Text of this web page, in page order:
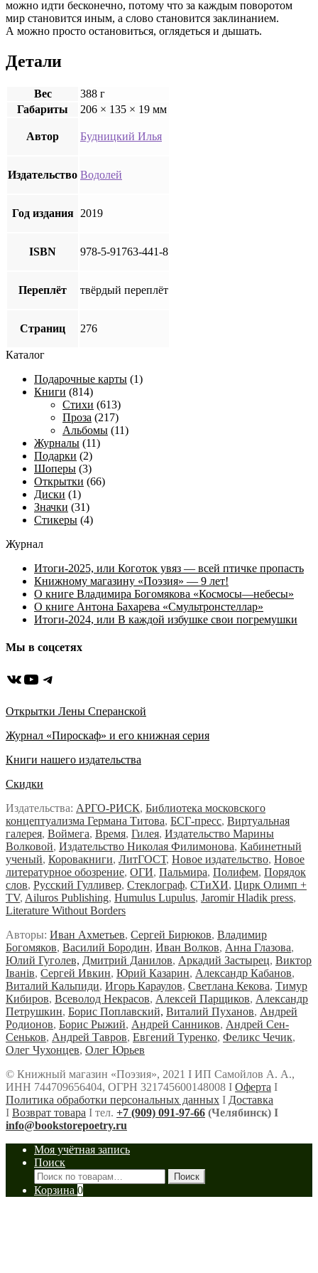
можно идти бесконечно, потому что за каждым поворотом
мир становится иным, а слово становится заклинанием.
А можно просто остановиться, оглядеться и дышать.
Детали
Вес
388 г
Габариты
206 × 135 × 19 мм
Автор Будницкий Илья
Издательство Водолей
Год издания 2019
ISBN 978-5-91763-441-8
Переплёт твёрдый переплёт
Страниц 276
Каталог
Подарочные карты (1)
Книги (814)
Стихи (613)
Проза (217)
Альбомы (11)
Журналы (11)
Подарки (2)
Шоперы (3)
Открытки (66)
Диски (1)
Значки (31)
Стикеры (4)
Журнал
Итоги-2025, или Коготок увяз — всей птичке пропасть
Книжному магазину «Поэзия» — 9 лет!
О книге Владимира Богомякова «Космосы—небесы»
О книге Антона Бахарева «Смультронстеллар»
Итоги-2024, или В каждой избушке свои погремушки
Мы в соцсетях
ВКонтакте
YouTube
Telegram
Открытки Лены Сперанской
Журнал «Пироскаф» и его книжная серия
Книги нашего издательства
Скидки
Издательства: АРГО-РИСК, Библиотека московского
концептуализма Германа Титова, БСГ-пресс, Виртуальная
галерея, Воймега, Время, Гилея, Издательство Марины
Волковой, Издательство Николая Филимонова, Кабинетный
ученый, Коровакниги, ЛитГОСТ, Новое издательство, Новое
литературное обозрение, ОГИ, Пальмира, Полифем, Порядок
слов, Русский Гулливер, Стеклограф, СТиХИ, Цирк Олимп +
TV, Ailuros Publishing, Humulus Lupulus, Jaromir Hladik press,
Literature Without Borders
Авторы: Иван Ахметьев, Сергей Бирюков, Владимир
Богомяков, Василий Бородин, Иван Волков, Анна Глазова,
Юлий Гуголев, Дмитрий Данилов, Аркадий Застырец, Виктор
Iванiв, Сергей Ивкин, Юрий Казарин, Александр Кабанов,
Виталий Кальпиди, Игорь Караулов, Светлана Кекова, Тимур
Кибиров, Всеволод Некрасов, Алексей Парщиков, Александр
Петрушкин, Борис Поплавский, Виталий Пуханов, Андрей
Родионов, Борис Рыжий, Андрей Санников, Андрей Сен-
Сеньков, Андрей Тавров, Евгений Туренко, Феликс Чечик,
Олег Чухонцев, Олег Юрьев
© Книжный магазин «Поэзия», 2021 Ι ИП Самойлов А. А.,
ИНН 744709656404, ОГРН 321745600148008 Ι Оферта Ι
Политика обработки персональных данных Ι Доставка
Ι Возврат товара Ι тел. +7 (909) 091-97-66 (Челябинск) Ι
info@bookstorepoetry.ru
Моя учётная запись
Поиск
Искать:
Поиск
Корзина 0